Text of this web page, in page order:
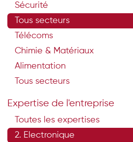
Sécurité
Tous secteurs
Télécoms
Chimie & Matériaux
Alimentation
Tous secteurs
Expertise de l'entreprise
Toutes les expertises
2. Electronique